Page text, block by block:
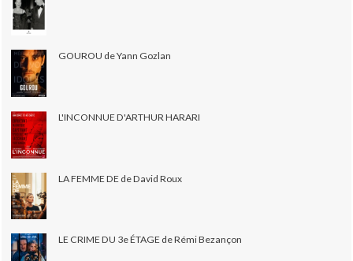
GOUROU de Yann Gozlan
L'INCONNUE D'ARTHUR HARARI
LA FEMME DE de David Roux
LE CRIME DU 3e ÉTAGE de Rémi Bezançon